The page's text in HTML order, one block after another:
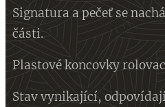
Signatura a pečeť se
části.
Plastové koncovky
Stav vynikající,